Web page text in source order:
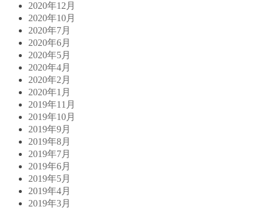
2020年12月
2020年10月
2020年7月
2020年6月
2020年5月
2020年4月
2020年2月
2020年1月
2019年11月
2019年10月
2019年9月
2019年8月
2019年7月
2019年6月
2019年5月
2019年4月
2019年3月